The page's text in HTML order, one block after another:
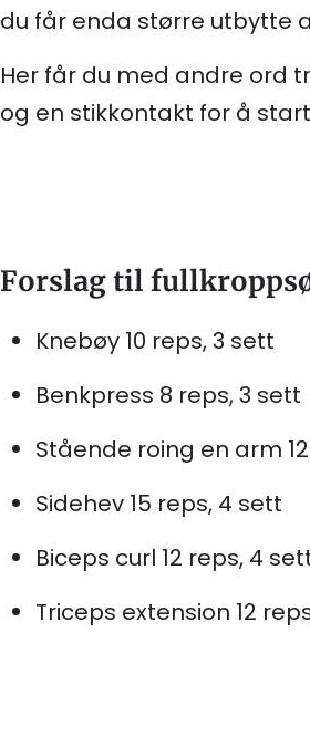
du får enda større utbytte
Her får du med andre ord
og en stikkontakt for å
Forslag til
Knebøy 10 reps, 3 sett
Benkpress 8 reps, 3 sett
Stående roing en arm
Sidehev 15 reps, 4 sett
Biceps curl 12 reps, 4
Triceps extension 12